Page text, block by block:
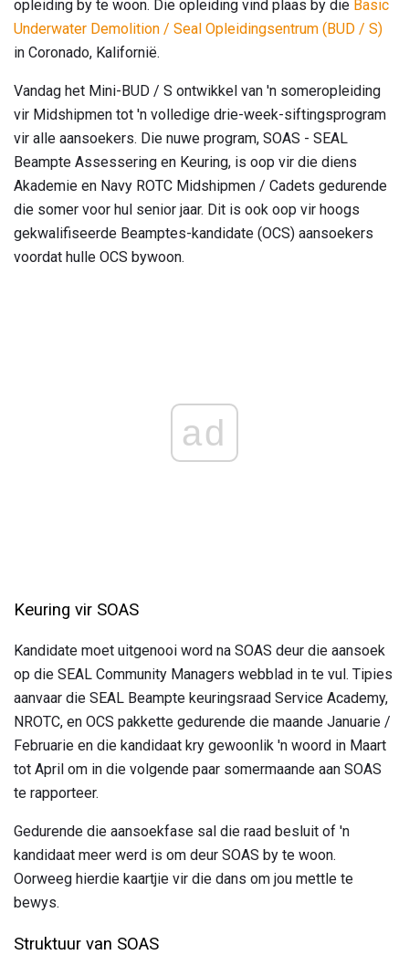
opleiding by te woon. Die opleiding vind plaas by die Basic
Underwater Demolition / Seal Opleidingsentrum (BUD / S)
in Coronado, Kalifornië.
Vandag het Mini-BUD / S ontwikkel van 'n someropleiding
vir Midshipmen tot 'n volledige drie-week-siftingsprogram
vir alle aansoekers. Die nuwe program, SOAS - SEAL
Beampte Assessering en Keuring, is oop vir die diens
Akademie en Navy ROTC Midshipmen / Cadets gedurende
die somer voor hul senior jaar. Dit is ook oop vir hoogs
gekwalifiseerde Beamptes-kandidate (OCS) aansoekers
voordat hulle OCS bywoon.
ad
Keuring vir SOAS
Kandidate moet uitgenooi word na SOAS deur die aansoek
op die SEAL Community Managers webblad in te vul. Tipies
aanvaar die SEAL Beampte keuringsraad Service Academy,
NROTC, en OCS pakkette gedurende die maande Januarie /
Februarie en die kandidaat kry gewoonlik 'n woord in Maart
tot April om in die volgende paar somermaande aan SOAS
te rapporteer.
Gedurende die aansoekfase sal die raad besluit of 'n
kandidaat meer werd is om deur SOAS by te woon.
Oorweeg hierdie kaartjie vir die dans om jou mettle te
bewys.
Struktuur van SOAS